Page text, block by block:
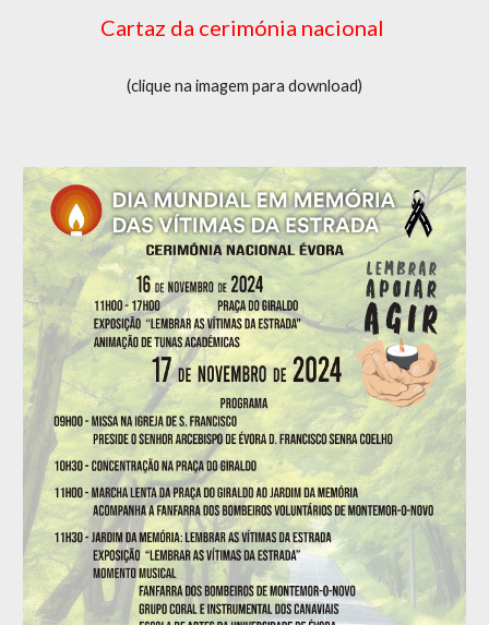
Cartaz da cerimónia nacional
(clique na imagem para download)